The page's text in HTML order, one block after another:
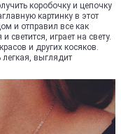
коробочку и цепочку
картинку в этот
и отправил все как
светится, играет на свету.
и других косяков.
выглядит